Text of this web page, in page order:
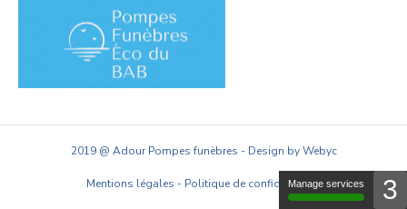
2019 @ Adour Pompes funèbres - Design by Webyc
Mentions légales - Politique de confidentialitéManage services 3